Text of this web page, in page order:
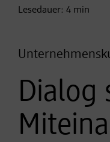
Lesedauer: 4 min
Dialog